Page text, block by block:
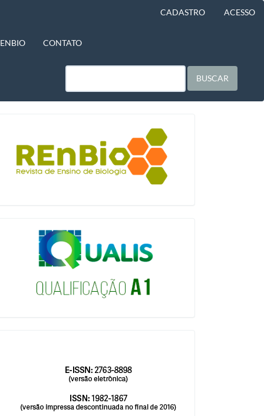
CADASTRO ACESSO
CONTATO
BUSCAR
qualis